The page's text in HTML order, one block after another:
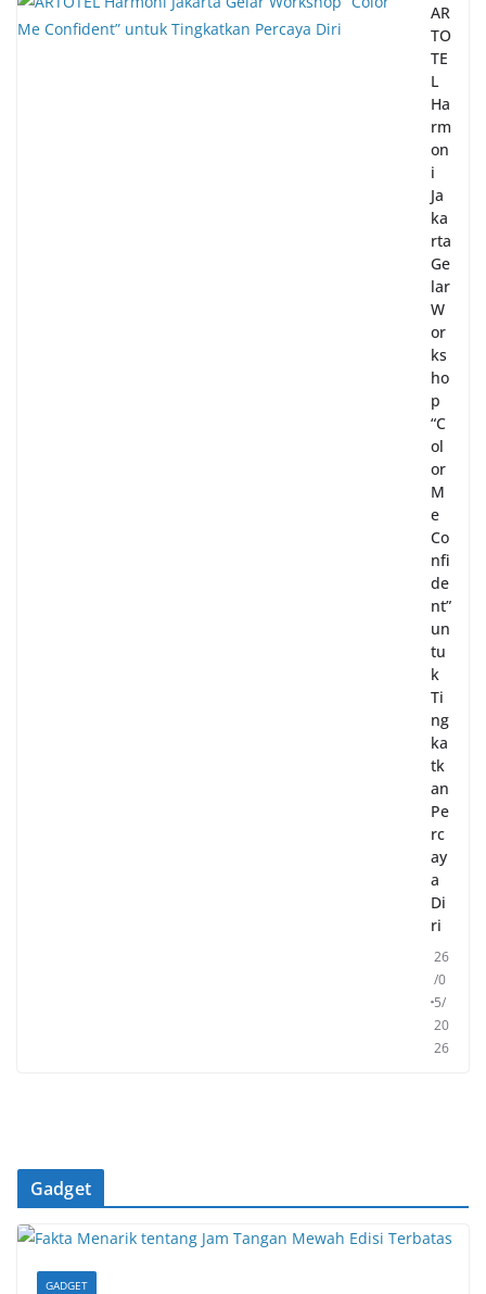
AR
TO
TE
L
Ha
rm
on
i
Ja
ka
rta
Ge
lar
W
or
ks
ho
p
“C
ol
or
M
e
Co
nfi
de
nt”
un
tu
k
Ti
ng
ka
tk
an
Pe
rc
ay
a
Di
ri
26
/0
5/
20
26
Gadget
GADGET